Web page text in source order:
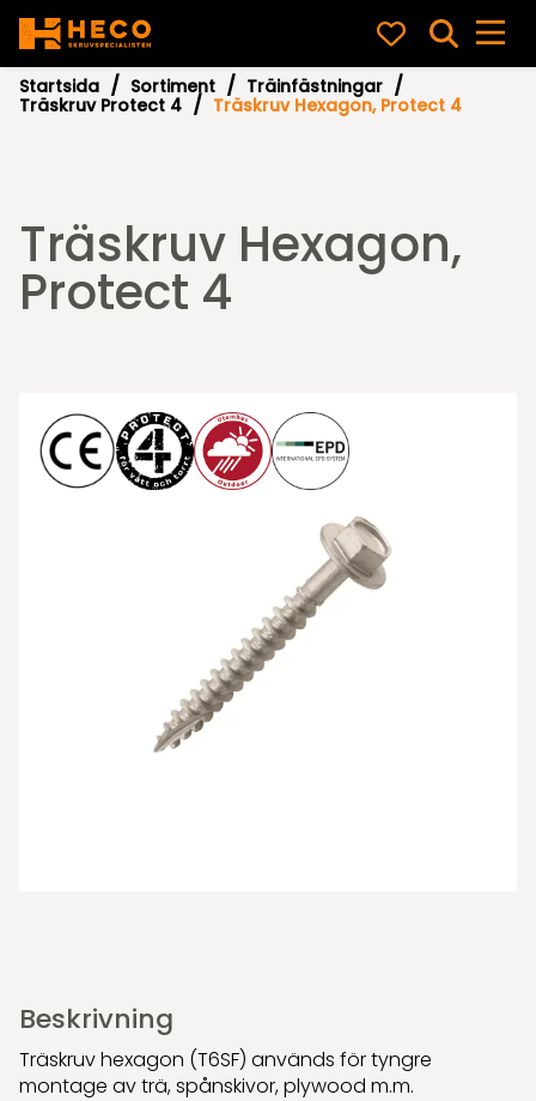
Startsida Sortiment
Träinfästningar
Träskruv Protect 4
Träskruv Hexagon, Protect 4
Träskruv Hexagon,
Protect 4
Beskrivning
Träskruv hexagon (T6SF) används för tyngre
montage av trä, spånskivor, plywood m.m.